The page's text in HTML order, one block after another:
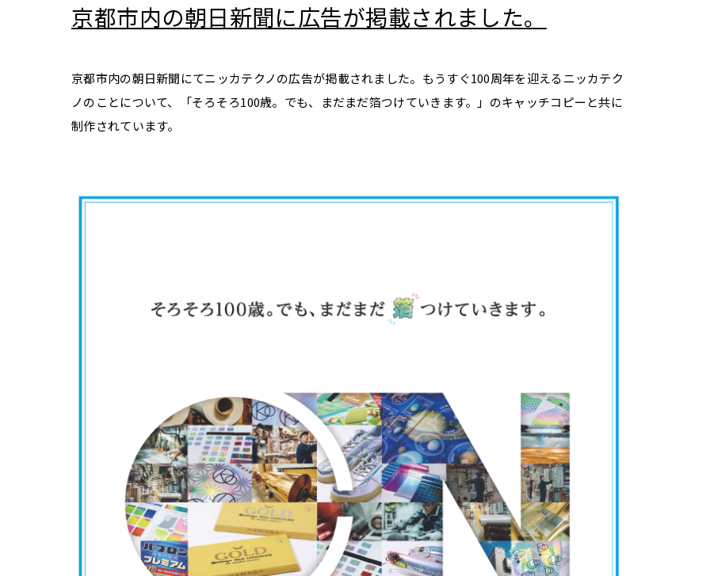
京都市内の朝日新聞に広告が掲載されました。
京都市内の朝日新聞にてニッカテクノの広告が掲載されました。もうすぐ100周年を迎えるニッカテク
ノのことについて、「そろそろ100歳。でも、まだまだ箔つけていきます。」のキャッチコピーと共に
制作されています。